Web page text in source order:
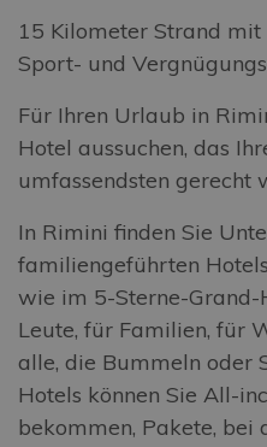
15 Kilometer Strand
Sport- und
Für Ihren Urlaub in
Hotel aussuchen, das
umfassendsten gerecht
In Rimini finden Sie
familiengeführten
wie im 5-Sterne-Grand-
Leute, für Familien, für
alle, die Bummeln oder
Hotels können Sie All-
bekommen, Pakete, bei